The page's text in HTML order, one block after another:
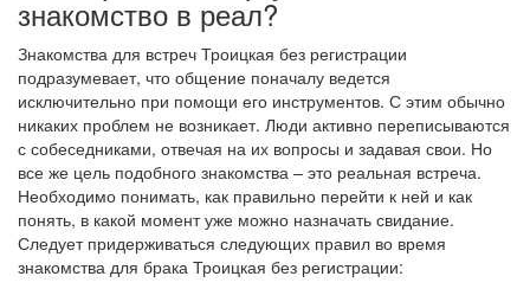
знакомство в реал?
Знакомства для встреч Троицкая без регистрации
подразумевает, что общение поначалу ведется
исключительно при помощи его инструментов. С этим обычно
никаких проблем не возникает. Люди активно переписываются
с собеседниками, отвечая на их вопросы и задавая свои. Но
все же цель подобного знакомства – это реальная встреча.
Необходимо понимать, как правильно перейти к ней и как
понять, в какой момент уже можно назначать свидание.
Следует придерживаться следующих правил во время
знакомства для брака Троицкая без регистрации: